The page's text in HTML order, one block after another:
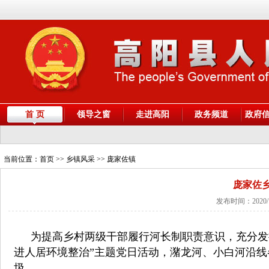
首 页 领导之窗 走进高阳 政务频道 政府
当前位置： 首页 >> 乡镇风采 >> 庞家佐镇
庞家佐
发布时间：
为提高乡村两级干部履行河长制职责意识，充分
进人居环境整治”主题党日活动，潴龙河、小白河沿